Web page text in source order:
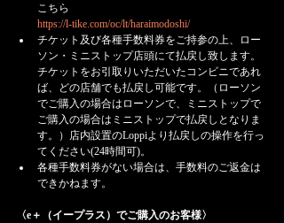
こちら
https://l-tike.com/oc/lt/haraimodoshi/
チケット及び各種手数料券をご持参の上、ロー
ソン・ミニストップ店頭にて払戻し致します。
チケットをお引取りいただいたコンビニであれ
ば、どの店舗でも払戻し可能です。（ローソン
でご購入の場合はローソンで、ミニストップで
ご購入の場合はミニストップで払戻しとなりま
す。）店内設置のLoppiより払戻しの操作を行っ
てください(24時間可)。
各種手数料券がない場合は、手数料のご返金は
できかねます。
〈e＋（イープラス）でご購入のお客様〉